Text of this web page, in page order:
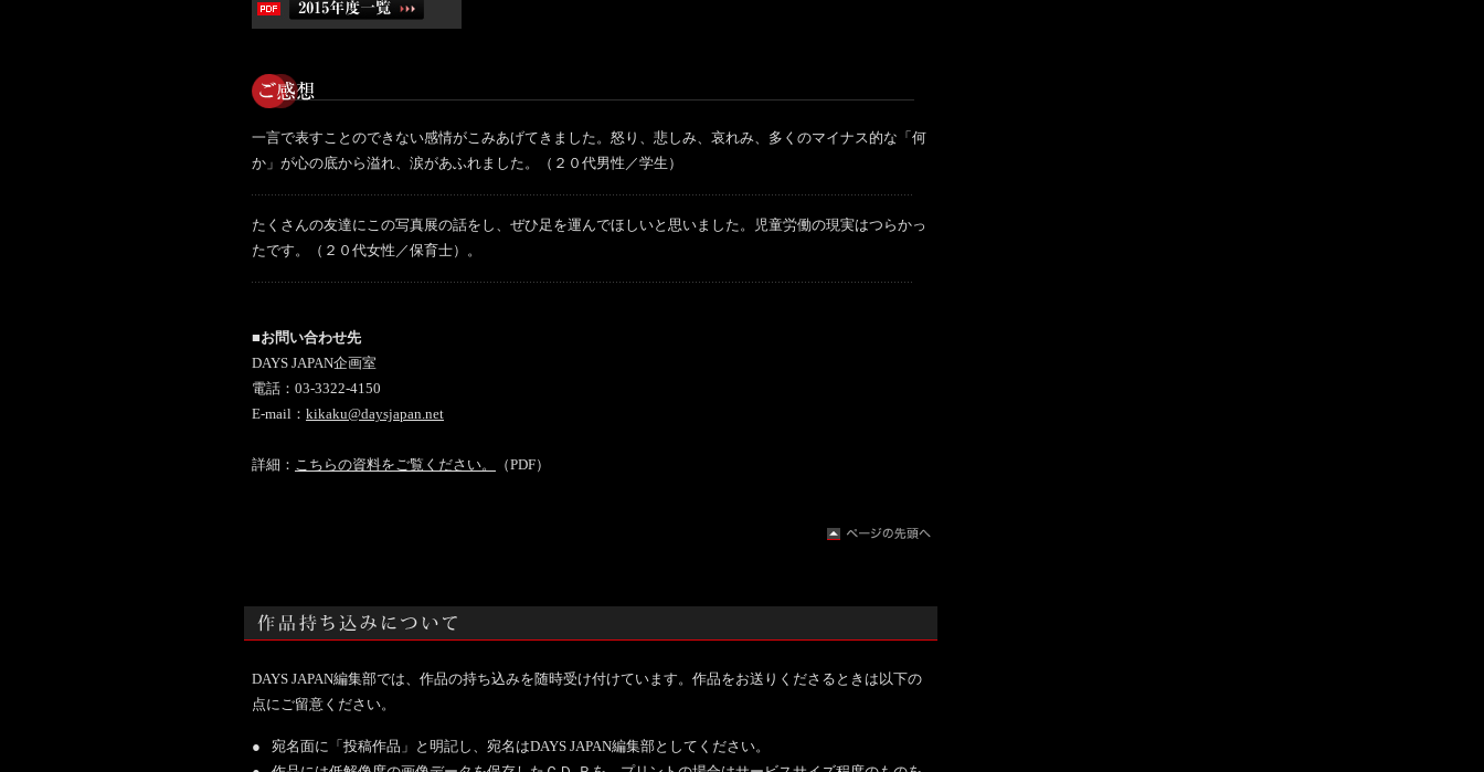
一言で表すことのできない感情がこみあげてきました。怒り、悲しみ、哀れみ、多くのマイナス的な「何
か」が心の底から溢れ、涙があふれました。（２０代男性／学生）
たくさんの友達にこの写真展の話をし、ぜひ足を運んでほしいと思いました。児童労働の現実はつらかっ
たです。（２０代女性／保育士）。
■お問い合わせ先
DAYS JAPAN企画室
電話：03-3322-4150
E-mail： kikaku@daysjapan.net
詳細： こちらの資料をご覧ください。 （PDF）
DAYS JAPAN編集部では、作品の持ち込みを随時受け付けています。作品をお送りくださるときは以下の
点にご留意ください。
●
宛名面に「投稿作品」と明記し、宛名はDAYS JAPAN編集部としてください。